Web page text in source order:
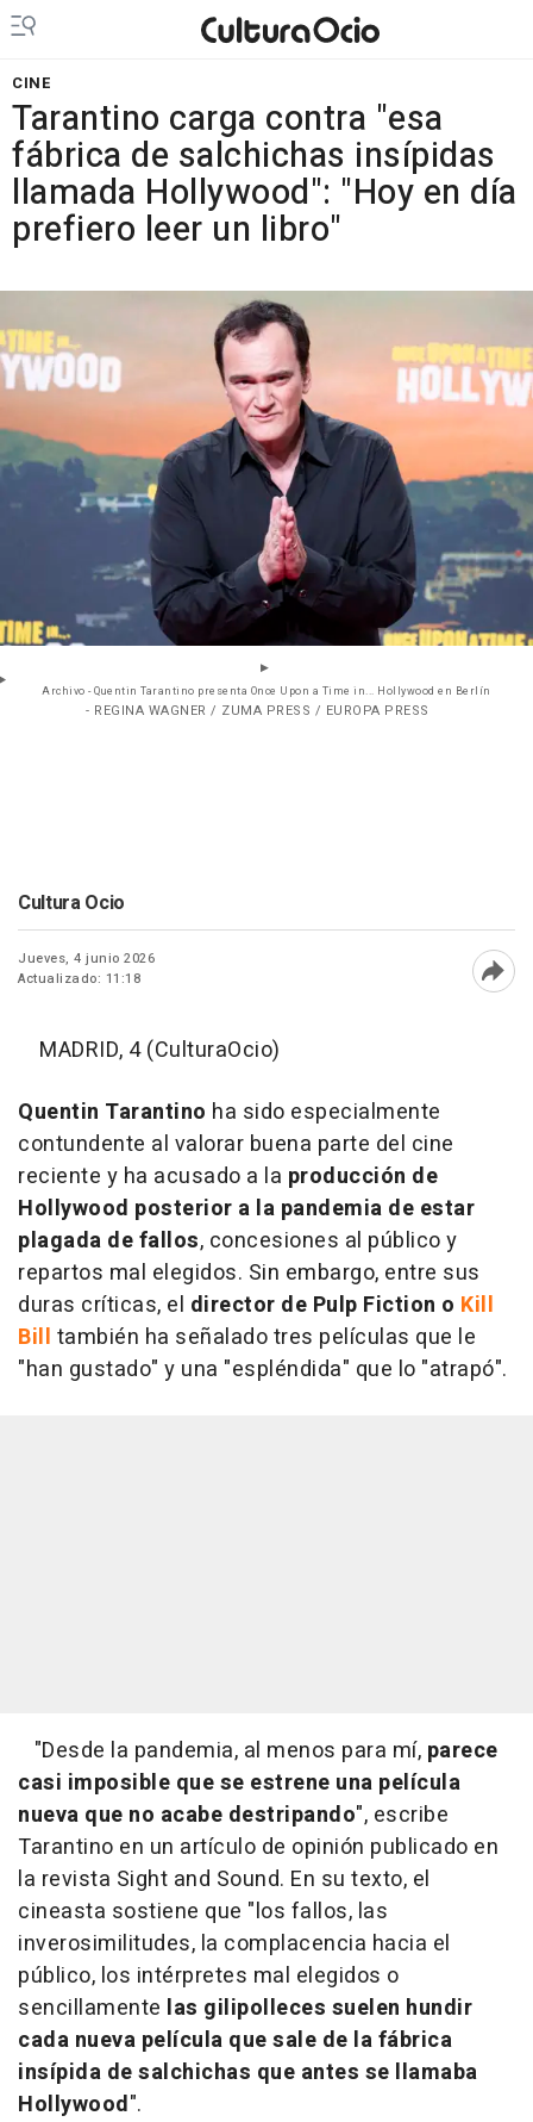
CINE
Tarantino carga contra "esa
fábrica de salchichas insípidas
llamada Hollywood": "Hoy en día
prefiero leer un libro"
Archivo - Quentin Tarantino presenta Once Upon a Time in... Hollywood en Berlín
- REGINA WAGNER / ZUMA PRESS / EUROPA PRESS
Cultura Ocio
Jueves, 4 junio 2026
Actualizado: 11:18
MADRID, 4 (CulturaOcio)
Quentin Tarantino ha sido especialmente
contundente al valorar buena parte del cine
reciente y ha acusado a la producción de
Hollywood posterior a la pandemia de estar
plagada de fallos, concesiones al público y
repartos mal elegidos. Sin embargo, entre sus
duras críticas, el director de Pulp Fiction o Kill
Bill también ha señalado tres películas que le
"han gustado" y una "espléndida" que lo "atrapó".
"Desde la pandemia, al menos para mí, parece
casi imposible que se estrene una película
nueva que no acabe destripando", escribe
Tarantino en un artículo de opinión publicado en
la revista Sight and Sound. En su texto, el
cineasta sostiene que "los fallos, las
inverosimilitudes, la complacencia hacia el
público, los intérpretes mal elegidos o
sencillamente las gilipolleces suelen hundir
cada nueva película que sale de la fábrica
insípida de salchichas que antes se llamaba
Hollywood".